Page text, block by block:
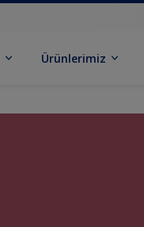
Ürünlerimiz